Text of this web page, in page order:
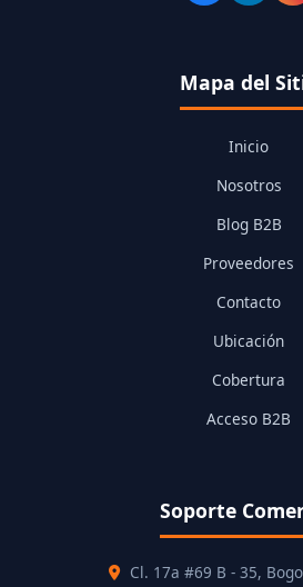
Mapa del
Inicio
Nosotros
Blog B2B
Proveedores
Contacto
Ubicación
Cobertura
Acceso B2B
Soporte
Cl. 17a #69 B - 35,